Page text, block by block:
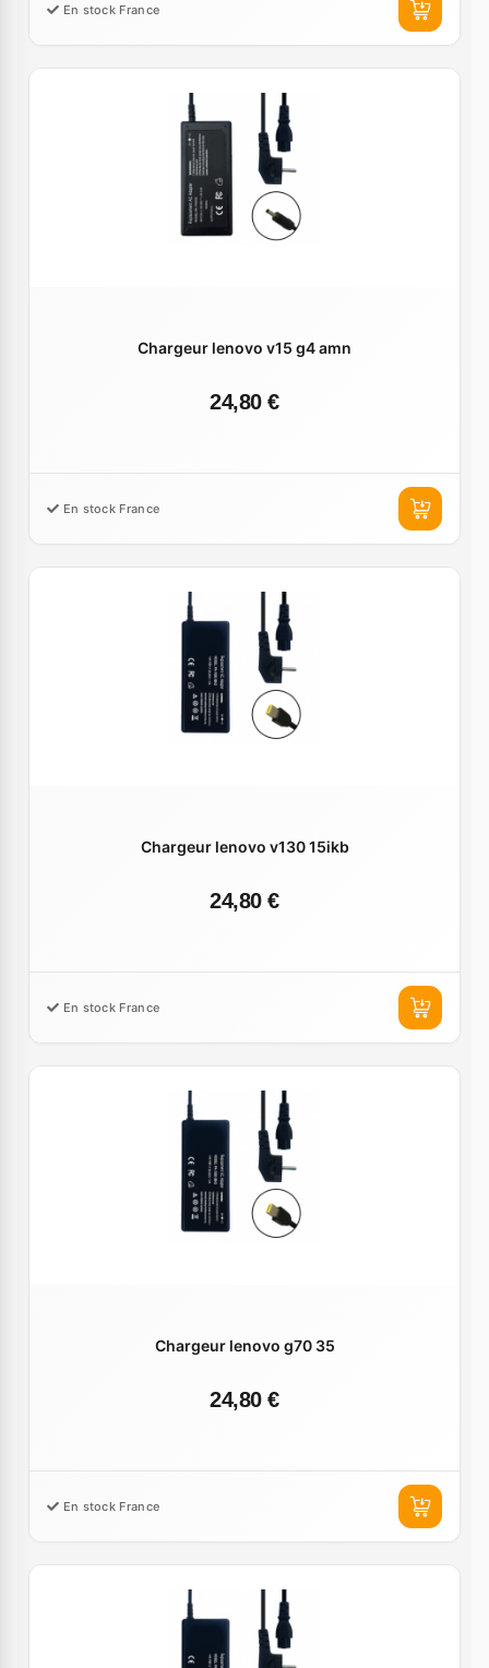
En stock France
Chargeur lenovo v15 g4 amn
24,80 €
En stock France
Chargeur lenovo v130 15ikb
24,80 €
En stock France
Chargeur lenovo g70 35
24,80 €
En stock France